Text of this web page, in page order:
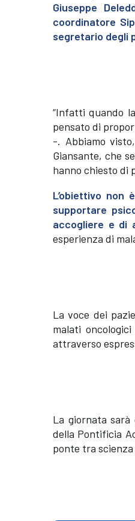
Giuseppe
coordinatore
segretario degli
“Infatti quando
pensato di
-. Abbiamo
Giansante, che
hanno chiesto di
L’obiettivo non
supportare
accogliere e di
esperienza di
La voce dei
malati
attraverso
La giornata sarà
della Pontificia
ponte tra